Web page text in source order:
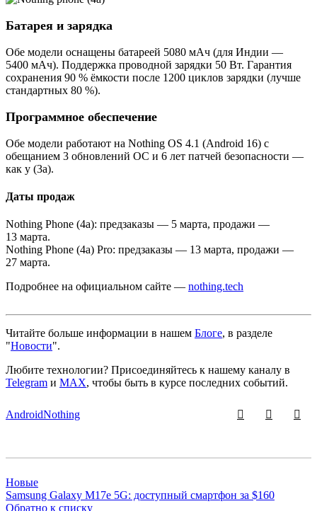
Батарея и зарядка
Обе модели оснащены батареей 5080 мАч (для Индии —
5400 мАч). Поддержка проводной зарядки 50 Вт. Гарантия
сохранения 90 % ёмкости после 1200 циклов зарядки (лучше
стандартных 80 %).
Программное обеспечение
Обе модели работают на Nothing OS 4.1 (Android 16) с
обещанием 3 обновлений ОС и 6 лет патчей безопасности —
как у (3a).
Даты продаж
Nothing Phone (4a): предзаказы — 5 марта, продажи —
13 марта.
Nothing Phone (4a) Pro: предзаказы — 13 марта, продажи —
27 марта.
Подробнее на официальном сайте — nothing.tech
Читайте больше информации в нашем Блоге, в разделе
"Новости".
Любите технологии? Присоединяйтесь к нашему каналу в
Telegram и MAX, чтобы быть в курсе последних событий.
AndroidNothing
Новые
Samsung Galaxy M17e 5G: доступный смартфон за $160
Обратно к списку